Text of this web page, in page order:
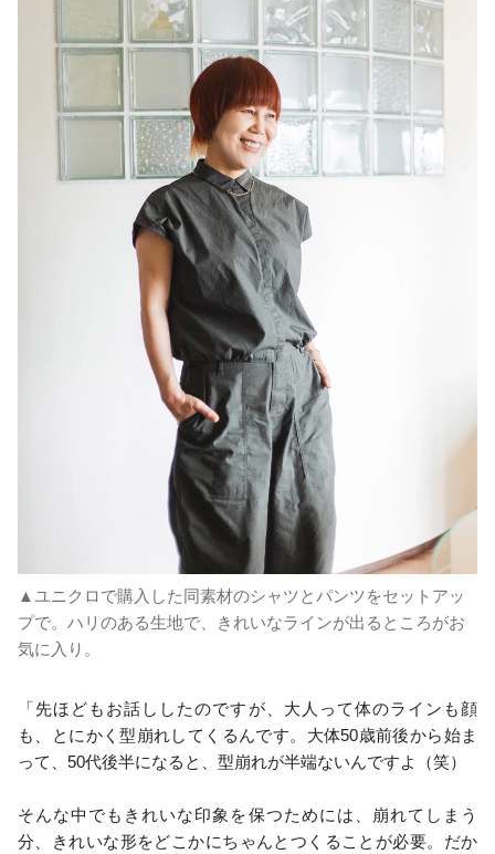
▲ユニクロで購入した同素材のシャツとパンツをセットアッ
プで。ハリのある生地で、きれいなラインが出るところがお
気に入り。
「先ほどもお話ししたのですが、大人って体のラインも顔
も、とにかく型崩れしてくるんです。大体50歳前後から始ま
って、50代後半になると、型崩れが半端ないんですよ（笑）
そんな中でもきれいな印象を保つためには、崩れてしまう
分、きれいな形をどこかにちゃんとつくることが必要。だか